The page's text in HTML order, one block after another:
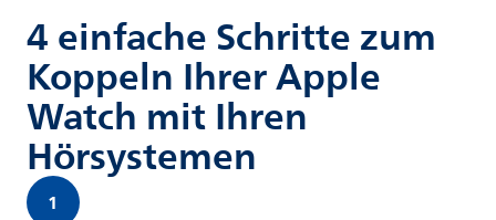
4 einfache Schritte zum
Koppeln Ihrer Apple
Watch mit Ihren
Hörsystemen
1